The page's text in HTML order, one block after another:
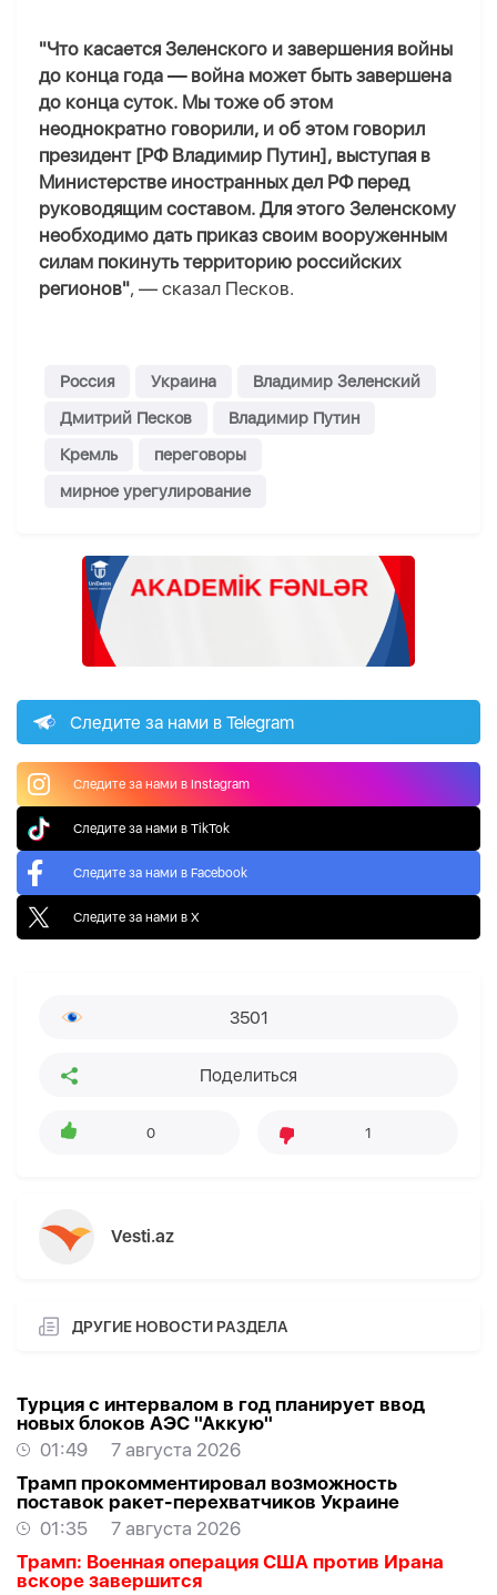
"Что касается Зеленского и завершения войны
до конца года — война может быть завершена
до конца суток. Мы тоже об этом
неоднократно говорили, и об этом говорил
президент [РФ Владимир Путин], выступая в
Министерстве иностранных дел РФ перед
руководящим составом. Для этого Зеленскому
необходимо дать приказ своим вооруженным
силам покинуть территорию российских
регионов", — сказал Песков.
Россия Украина
Владимир Зеленский
Дмитрий Песков
Владимир Путин
Кремль
переговоры
мирное урегулирование
Следите за нами в Telegram
Следите за нами в Instagram
Следите за нами в TikTok
Следите за нами в Facebook
Следите за нами в X
3501
Поделиться
0 1
Vesti.az
ДРУГИЕ НОВОСТИ РАЗДЕЛА
Турция с интервалом в год планирует ввод
новых блоков АЭС "Аккую"
01:49
7 августа 2026
Трамп прокомментировал возможность
поставок ракет-перехватчиков Украине
01:35
7 августа 2026
Трамп: Военная операция США против Ирана
вскоре завершится